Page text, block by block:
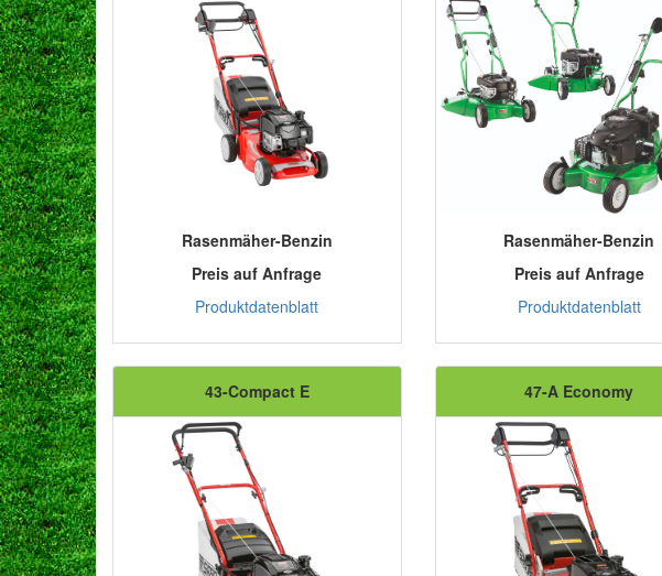
Rasenmäher-Benzin
Preis auf Anfrage
Produktdatenblatt
Rasenmäher-Benzin
Preis auf Anfrage
Produktdatenblatt
43-Compact E 47-A Economy